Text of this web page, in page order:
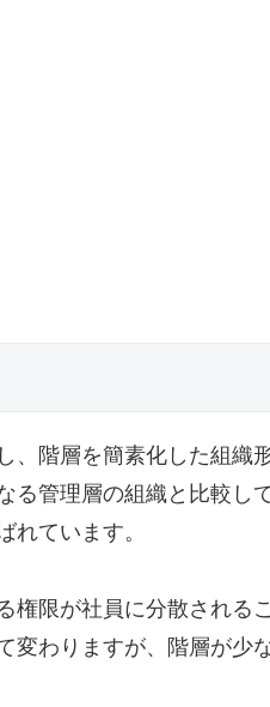
階層を簡素化した組織
る管理層の組織と比較し
れています。
限が社員に分散される
変わりますが、階層が少